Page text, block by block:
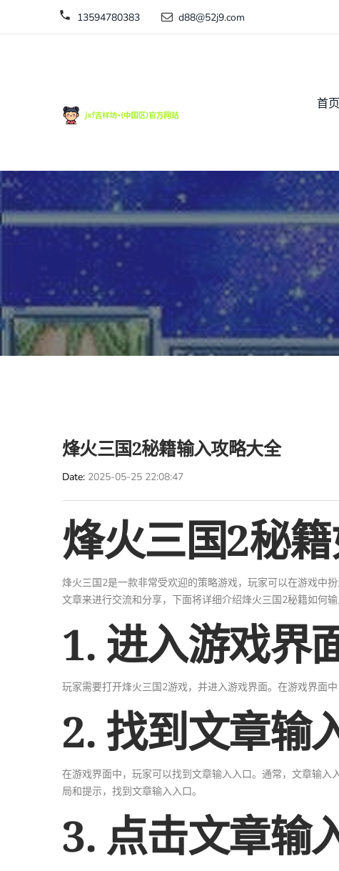
13594780383 d88@52j9.com
首
烽火三国2秘籍输入攻略大全
Date 2025-05-25 22:08:47
烽火三国2秘
烽火三国2是一款非常受欢迎的策略游戏，玩家可以在游戏中
文章来进行交流和分享，下面将详细介绍烽火三国2秘籍如何输
1. 进入游戏界
玩家需要打开烽火三国2游戏，并进入游戏界面。在游戏界面
2. 找到文章输
在游戏界面中，玩家可以找到文章输入入口。通常，文章输
局和提示，找到文章输入入口。
3. 点击文章输